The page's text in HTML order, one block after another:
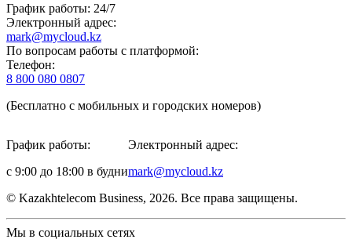
График работы: 24/7
Электронный адрес:
mark@mycloud.kz
По вопросам работы с платформой:
Телефон:
8 800 080 0807
(Бесплатно с мобильных и городских номеров)
График работы:
с 9:00 до 18:00 в будни
Электронный адрес:
mark@mycloud.kz
© Kazakhtelecom Business, 2026. Все права защищены.
Мы в социальных сетях